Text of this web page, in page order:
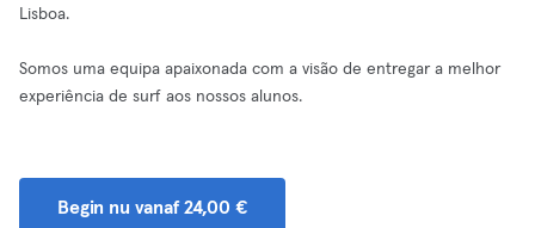
Lisboa.
Somos uma equipa apaixonada com a visão de entregar a melhor
experiência de surf aos nossos alunos.
Begin nu vanaf 24,00 €